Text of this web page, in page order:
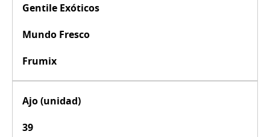
Gentile Exóticos
Mundo Fresco
Frumix
Ajo (unidad)
39